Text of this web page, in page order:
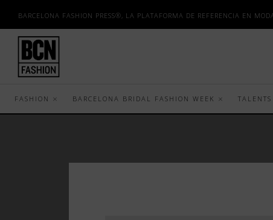
BARCELONA FASHION PRESS®, LA PLATAFORMA DE REFERENCIA EN
FASHION BARCELONA BRIDAL FASHION WEEK TALENTS